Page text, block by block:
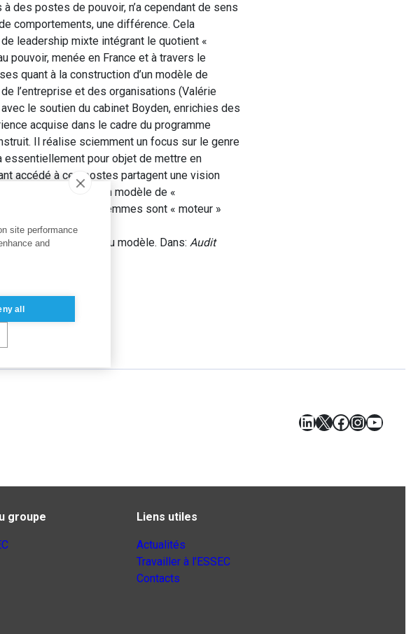
des postes de pouvoir, n’a cependant de sens
comportements, une différence. Cela
leadership mixte intégrant le quotient «
pouvoir, menée en France et à travers le
quant à la construction d’un modèle de
l’entreprise et des organisations (Valérie
le soutien du cabinet Boyden, enrichies des
acquise dans le cadre du programme
Il réalise sciemment un focus sur le genre
pour objet de mettre en
accédé à ces postes partagent une vision
la construction d’un modèle de «
affronte. Les femmes sont « moteur »
: vers un nouveau modèle. Dans: Audit
pp. 157-180.
LinkedIn
X Facebook
groupe Liens utiles
Actualités
Travailler à l’ESSEC
Contacts
site performance
and
all